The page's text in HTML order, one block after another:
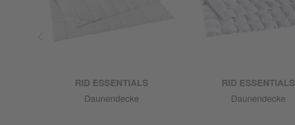
RID ESSENTIALS
Daunendecke
RID ESSENTIALS
Daunendecke